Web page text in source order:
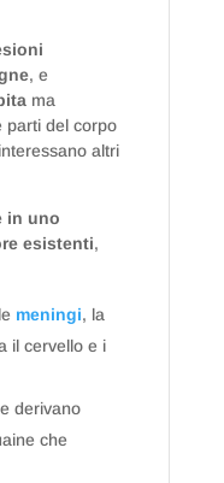
, e
ma
parti del corpo
altri
in uno
esistenti,
meningi, la
il cervello e i
derivano
che